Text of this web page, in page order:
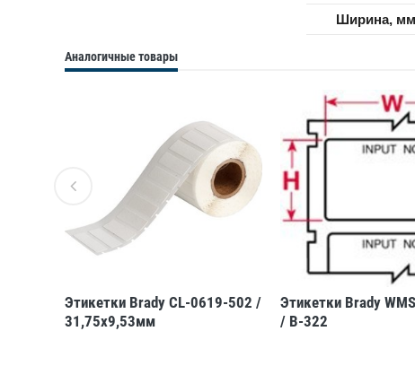
Ширина, мм
Аналогичные товары
Этикетки Brady CL-0619-502 /
31,75x9,53мм
Этикетки Brady
/ B-322